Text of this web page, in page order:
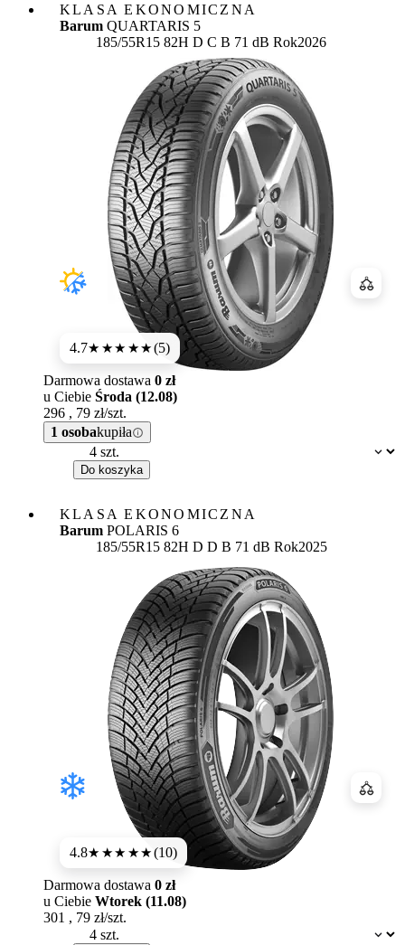
KLASA EKONOMICZNA
Barum QUARTARIS 5
185/55R15 82H Etykieta:
D C B 71 dB Rok2026
4.7★★★★★(5)
Dostępność:
Darmowa dostawa 0 zł
u Ciebie Środa (12.08)
296 , 79 zł/szt.
1 osobakupiła
Do koszyka
KLASA EKONOMICZNA
Barum POLARIS 6
185/55R15 82H Etykieta:
D D B 71 dB Rok2025
4.8★★★★★(10)
Dostępność:
Darmowa dostawa 0 zł
u Ciebie Wtorek (11.08)
301 , 79 zł/szt.